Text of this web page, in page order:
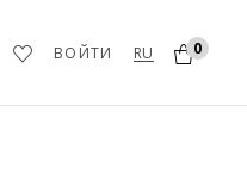
ВОЙТИ RU 0